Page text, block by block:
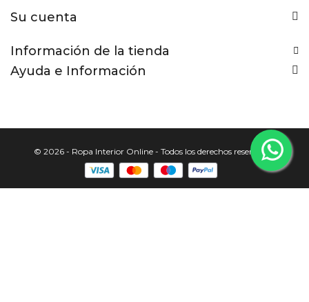
Su cuenta
Información de la tienda
Ayuda e Información
© 2026 - Ropa Interior Online - Todos los derechos reservados